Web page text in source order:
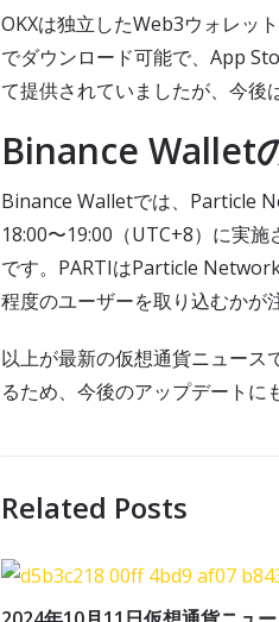
OKXは独立したWeb3ウォレッ
でダウンロード可能で、App
て提供されていましたが、今後
Binance Wallet
Binance Walletでは、Particle
18:00〜19:00（UTC+8）に実
です。PARTIはParticle
程度のユーザーを取り込むかが
以上が最新の仮想通貨ニュース
るため、今後のアップデートに
Related Posts